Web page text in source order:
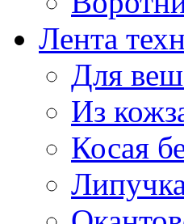
Лента
Для
Из
Косая